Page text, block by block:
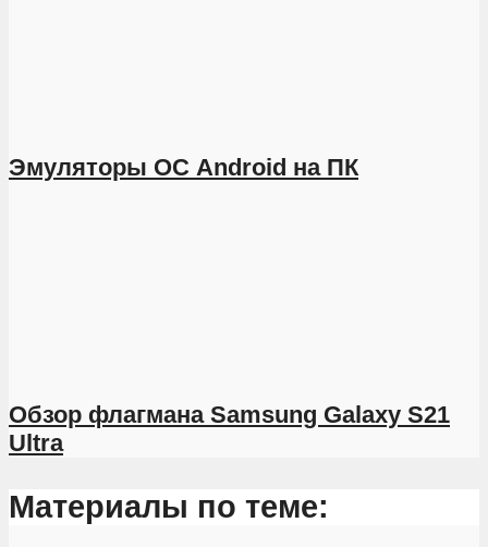
Эмуляторы ОС Android на ПК
Обзор флагмана Samsung Galaxy S21
Ultra
Материалы по теме: